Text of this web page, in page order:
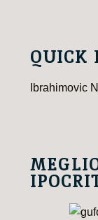
QUICK
Ibrahimovic